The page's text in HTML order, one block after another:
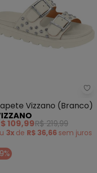
- Tamanco (Branco)
Vizzano (Branco)
109,99R$ 219,99
3x de R$ 36,66 sem juros